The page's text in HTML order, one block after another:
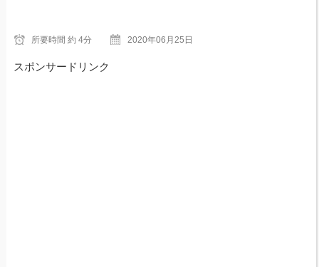
所要時間 約 4分 2020年06月25日
スポンサードリンク